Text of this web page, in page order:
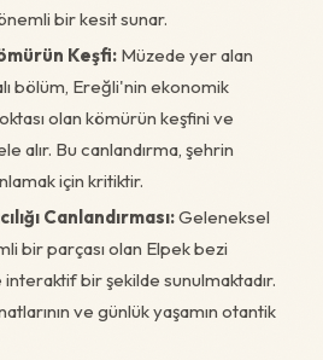
bir kesit sunar.
Keşfi: Müzede yer alan
bölüm, Ereğli'nin ekonomik
olan kömürün keşfini ve
alır. Bu canlandırma, şehrin
için kritiktir.
Canlandırması:Geleneksel
bir parçası olan Elpek bezi
interaktif bir şekilde sunulmaktadır.
ve günlük yaşamın otantik